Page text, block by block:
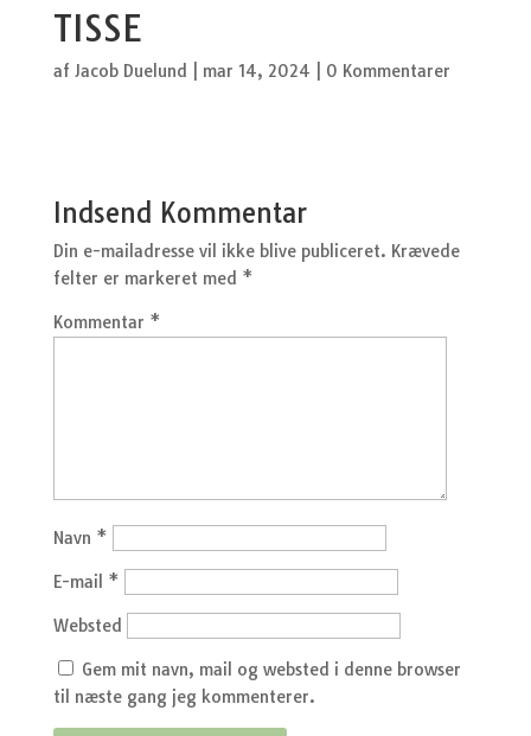
TISSE
af Jacob Duelund mar 14, 2024 0 Kommentarer
Indsend Kommentar
Din e-mailadresse vil ikke blive publiceret. Krævede
felter er markeret med *
Kommentar *
Navn *
E-mail *
Websted
Gem mit navn, mail og websted i denne browser
til næste gang jeg kommenterer.